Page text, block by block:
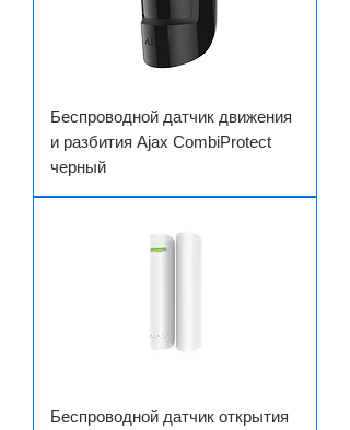
Беспроводной датчик движения
и разбития Ajax CombiProtect
черный
Беспроводной датчик открытия